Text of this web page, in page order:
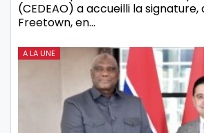
(CEDEAO) a accueilli la
Freetown, en…
A LA UNE